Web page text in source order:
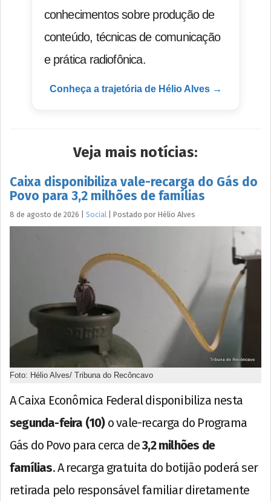
conhecimentos sobre produção de
conteúdo, técnicas de comunicação
e prática radiofônica.
Conheça a trajetória de Hélio Alves →
Veja mais notícias:
Caixa disponibiliza vale-recarga do Gás do
Povo para 3,2 milhões de famílias
8 de agosto de 2026 Social Postado por Hélio Alves
Foto: Hélio Alves/ Tribuna do Recôncavo
A Caixa Econômica Federal disponibiliza nesta
segunda-feira (10)o vale-recarga do Programa
Gás do Povo para cerca de3,2 milhões de
famílias. A recarga gratuita do botijão poderá ser
retirada pelo responsável familiar diretamente